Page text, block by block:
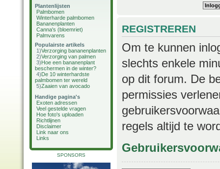
Plantenlijsten
Palmbomen
Winterharde palmbomen
Bananenplanten
Canna's (bloemriet)
Palmvarens
Populairste artikels
1)Verzorging bananenplanten
2)Verzorging van palmen
3)Hoe een bananenplant
beschermen in de winter?
4)De 10 winterhardste
palmbomen ter wereld
5)Zaaien van avocado
Handige pagina's
Exoten adressen
Veel gestelde vragen
Hoe foto's uploaden
Richtlijnen
Disclaimer
Link naar ons
Links
SPONSORS
REGISTREREN
Om te kunnen
slechts enkele
op dit forum. De
permissies
regels altijd te